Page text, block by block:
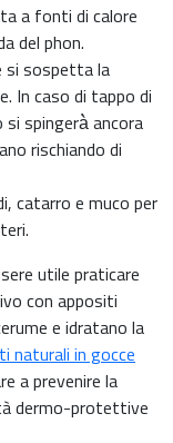
a fonti di calore
del phon.
si sospetta la
In caso di tappo di
si spingerà̀ ancora
rischiando di
catarro e muco per
utile praticare
con appositi
e idratano la
naturali in gocce
a prevenire la
dermo-protettive